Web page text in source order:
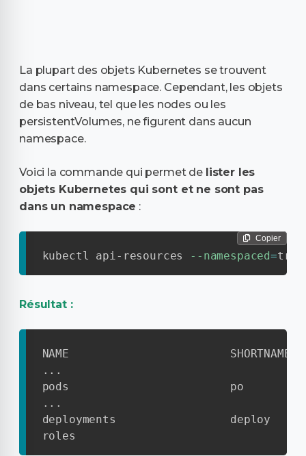
La plupart des objets Kubernetes se trouvent
dans certains namespace. Cependant, les objets
de bas niveau, tel que les nodes ou les
persistentVolumes, ne figurent dans aucun
namespace.
Voici la commande qui permet de lister les
objets Kubernetes qui sont et ne sont pas
dans un namespace :
Copier
kubectl api-resources --namespaced=true
Résultat :
NAME                        SHORTNAMES
...
pods                        po
...
deployments                 deploy
roles